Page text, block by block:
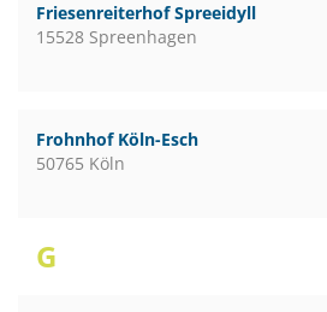
Friesenreiterhof Spreeidyll
15528 Spreenhagen
Frohnhof Köln-Esch
50765 Köln
G